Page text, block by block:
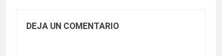
DEJA UN COMENTARIO